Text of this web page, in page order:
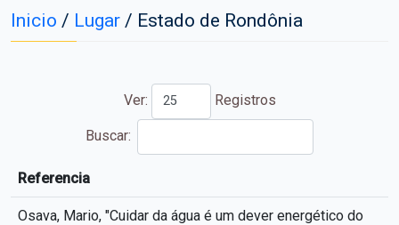
Inicio / Lugar / Estado de Rondônia
Ver: Registros
Buscar:
Referencia
Referencia
Osava, Mario, "Cuidar da água é um dever energético do